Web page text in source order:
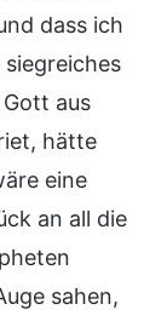
dass ich
aus
hätte
eine
an all die
sahen,